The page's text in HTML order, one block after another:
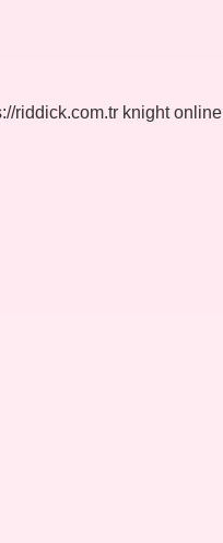
riddick.com.tr knight online